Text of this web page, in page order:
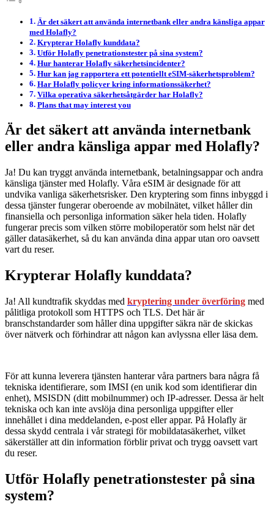
Är det säkert att använda internetbank eller andra känsliga appar
med Holafly?
Krypterar Holafly kunddata?
Utför Holafly penetrationstester på sina system?
Hur hanterar Holafly säkerhetsincidenter?
Hur kan jag rapportera ett potentiellt eSIM-säkerhetsproblem?
Har Holafly policyer kring informationssäkerhet?
Vilka operativa säkerhetsåtgärder har Holafly?
Plans that may interest you
Är det säkert att använda internetbank
eller andra känsliga appar med Holafly?
Ja! Du kan tryggt använda internetbank, betalningsappar och andra
känsliga tjänster med Holafly. Våra eSIM är designade för att
undvika vanliga säkerhetsrisker. Den kryptering som finns inbyggd i
dessa tjänster fungerar oberoende av mobilnätet, vilket håller din
finansiella och personliga information säker hela tiden. Holafly
fungerar precis som vilken större mobiloperatör som helst när det
gäller datasäkerhet, så du kan använda dina appar utan oro oavsett
vart du reser.
Krypterar Holafly kunddata?
Ja! All kundtrafik skyddas med kryptering under överföring med
pålitliga protokoll som HTTPS och TLS. Det här är
branschstandarder som håller dina uppgifter säkra när de skickas
över nätverk och förhindrar att någon kan avlyssna eller läsa dem.
För att kunna leverera tjänsten hanterar våra partners bara några få
tekniska identifierare, som IMSI (en unik kod som identifierar din
enhet), MSISDN (ditt mobilnummer) och IP-adresser. Dessa är helt
tekniska och kan inte avslöja dina personliga uppgifter eller
innehållet i dina meddelanden, e-post eller appar. På Holafly är
dessa skydd centrala i vår strategi för mobildatasäkerhet, vilket
säkerställer att din information förblir privat och trygg oavsett vart
du reser.
Utför Holafly penetrationstester på sina
system?